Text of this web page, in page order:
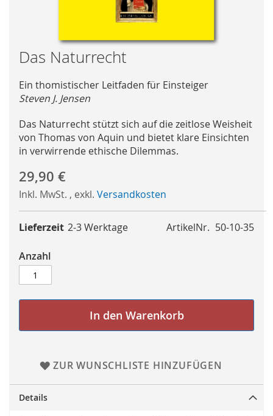
Skip
to
the
beginning
of
the
images
gallery
Das Naturrecht
Ein thomistischer Leitfaden für Einsteiger
Steven J. Jensen
Das Naturrecht stützt sich auf die zeitlose Weisheit
von Thomas von Aquin und bietet klare Einsichten
in verwirrende ethische Dilemmas.
29,90 €
Inkl. MwSt. , exkl. Versandkosten
ArtikelNr. 50-10-35
Lieferzeit 2-3 Werktage
Anzahl
In den Warenkorb
ZUR WUNSCHLISTE HINZUFÜGEN
Details